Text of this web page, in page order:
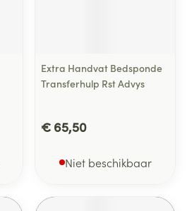
Extra Handvat Bedsponde
Transferhulp Rst Advys
€ 65,50
Niet beschikbaar